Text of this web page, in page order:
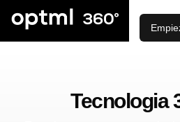
Tecnologia